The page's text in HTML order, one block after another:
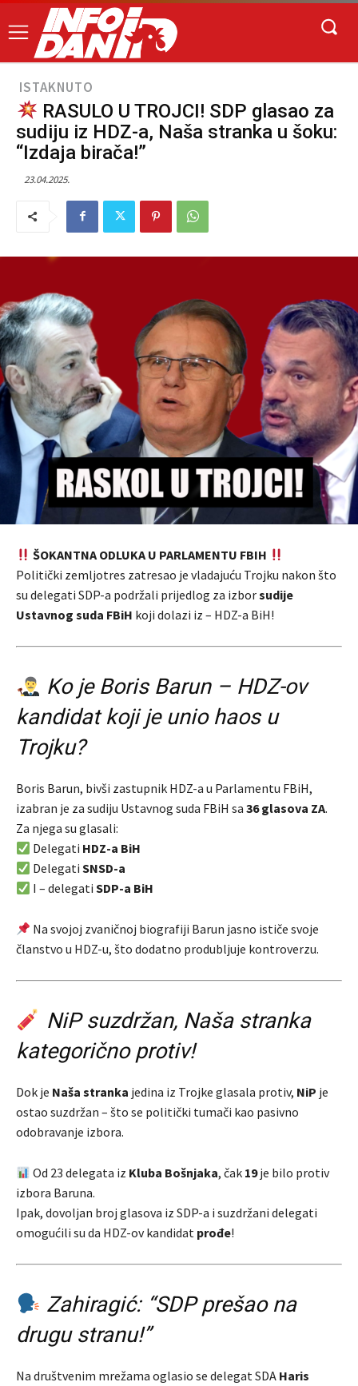
ISTAKNUTO
RASULO U TROJCI! SDP glasao za
sudiju iz HDZ-a, Naša stranka u šoku:
“Izdaja birača!”
23.04.2025.
ŠOKANTNA ODLUKA U PARLAMENTU FBIH
Politički zemljotres zatresao je vladajuću Trojku nakon što
su delegati SDP-a podržali prijedlog za izborsudije
Ustavnog suda FBiH koji dolazi iz – HDZ-a BiH!
Ko je Boris Barun – HDZ-ov
kandidat koji je unio haos u
Trojku?
Boris Barun, bivši zastupnik HDZ-a u Parlamentu FBiH,
izabran je za sudiju Ustavnog suda FBiH sa 36 glasova ZA.
Za njega su glasali:
Delegati HDZ-a BiH
DelegatiSNSD-a
I – delegatiSDP-a BiH
Na svojoj zvaničnoj biografiji Barun jasno ističe svoje
članstvo u HDZ-u, što dodatno produbljuje kontroverzu.
NiP suzdržan, Naša stranka
kategorično protiv!
Dok je Naša stranka jedina iz Trojke glasala protiv, NiP je
ostao suzdržan – što se politički tumači kao pasivno
odobravanje izbora.
Od 23 delegata iz Kluba Bošnjaka, čak 19je bilo protiv
izbora Baruna.
Ipak, dovoljan broj glasova iz SDP-a i suzdržani delegati
omogućili su da HDZ-ov kandidat prođe!
Zahiragić: “SDP prešao na
drugu stranu!”
Na društvenim mrežama oglasio se delegat SDA Haris